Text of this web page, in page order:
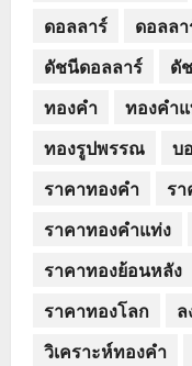
ดอลลาร์
ดอลล
ดัชนีดอลลาร์
ดั
ทองคำ
ทองคำ
ทองรูปพรรณ
บ
ราคาทองคำ
ร
ราคาทองคำแท่ง
ราคาทองย้อนหลัง
ราคาทองโลก
วิเคราะห์ทองคำ